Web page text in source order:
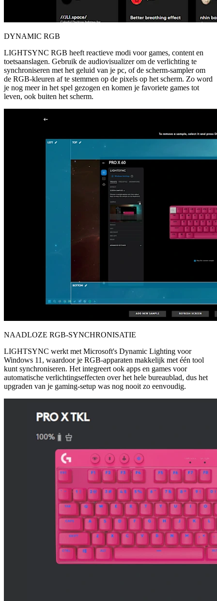
DYNAMIC RGB
LIGHTSYNC RGB heeft reactieve modi voor games, content en
toetsaanslagen. Gebruik de audiovisualizer om de verlichting te
synchroniseren met het geluid van je pc, of de scherm-sampler om
de RGB-kleuren af te stemmen op de pixels op het scherm. Zo word
je nog meer in het spel gezogen en komen je favoriete games tot
leven, ook buiten het scherm.
NAADLOZE RGB-SYNCHRONISATIE
LIGHTSYNC werkt met Microsoft's Dynamic Lighting voor
Windows 11, waardoor je RGB-apparaten makkelijk met één tool
kunt synchroniseren. Het integreert ook apps en games voor
automatische verlichtingseffecten over het hele bureaublad, dus het
upgraden van je gaming-setup was nog nooit zo eenvoudig.